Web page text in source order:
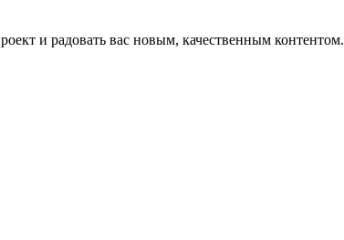
и радовать вас новым, качественным контентом.